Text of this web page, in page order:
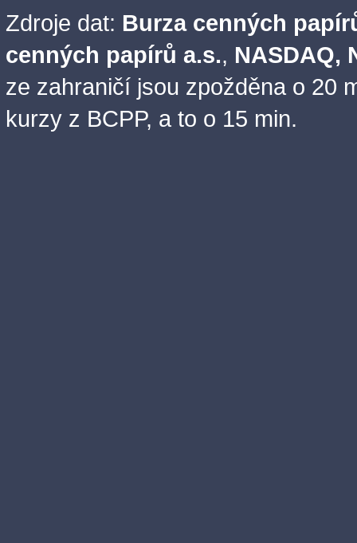
Zdroje dat: Burza cenných
cenných papírů a.s., NASDAQ,
ze zahraničí jsou zpožděna o 20
kurzy z BCPP, a to o 15 min.